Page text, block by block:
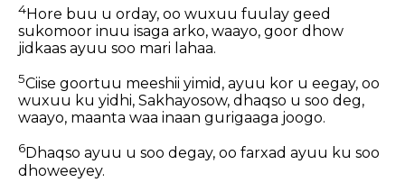
4Hore buu u orday, oo wuxuu fuulay geed
sukomoor inuu isaga arko, waayo, goor dhow
jidkaas ayuu soo mari lahaa.
5Ciise goortuu meeshii yimid, ayuu kor u eegay, oo
wuxuu ku yidhi, Sakhayosow, dhaqso u soo deg,
waayo, maanta waa inaan gurigaaga joogo.
6Dhaqso ayuu u soo degay, oo farxad ayuu ku soo
dhoweeyey.